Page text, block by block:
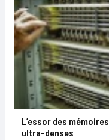
L’essor des mémoires
ultra-denses